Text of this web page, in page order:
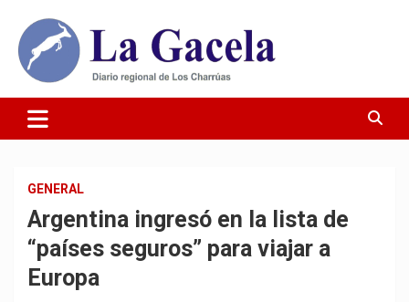
contenido
Diario La Gacela
GENERAL
Argentina ingresó en la lista de
“países seguros” para viajar a
Europa